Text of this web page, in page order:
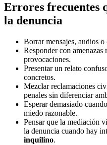
Errores frecuentes
la denuncia
Borrar mensajes, audios o
Responder con amenazas
provocaciones.
Presentar un relato
concretos.
Mezclar reclamaciones
penales sin diferenciar
Esperar demasiado
miedo razonable.
Pensar que la mediación
la denuncia cuando hay
inquilino.